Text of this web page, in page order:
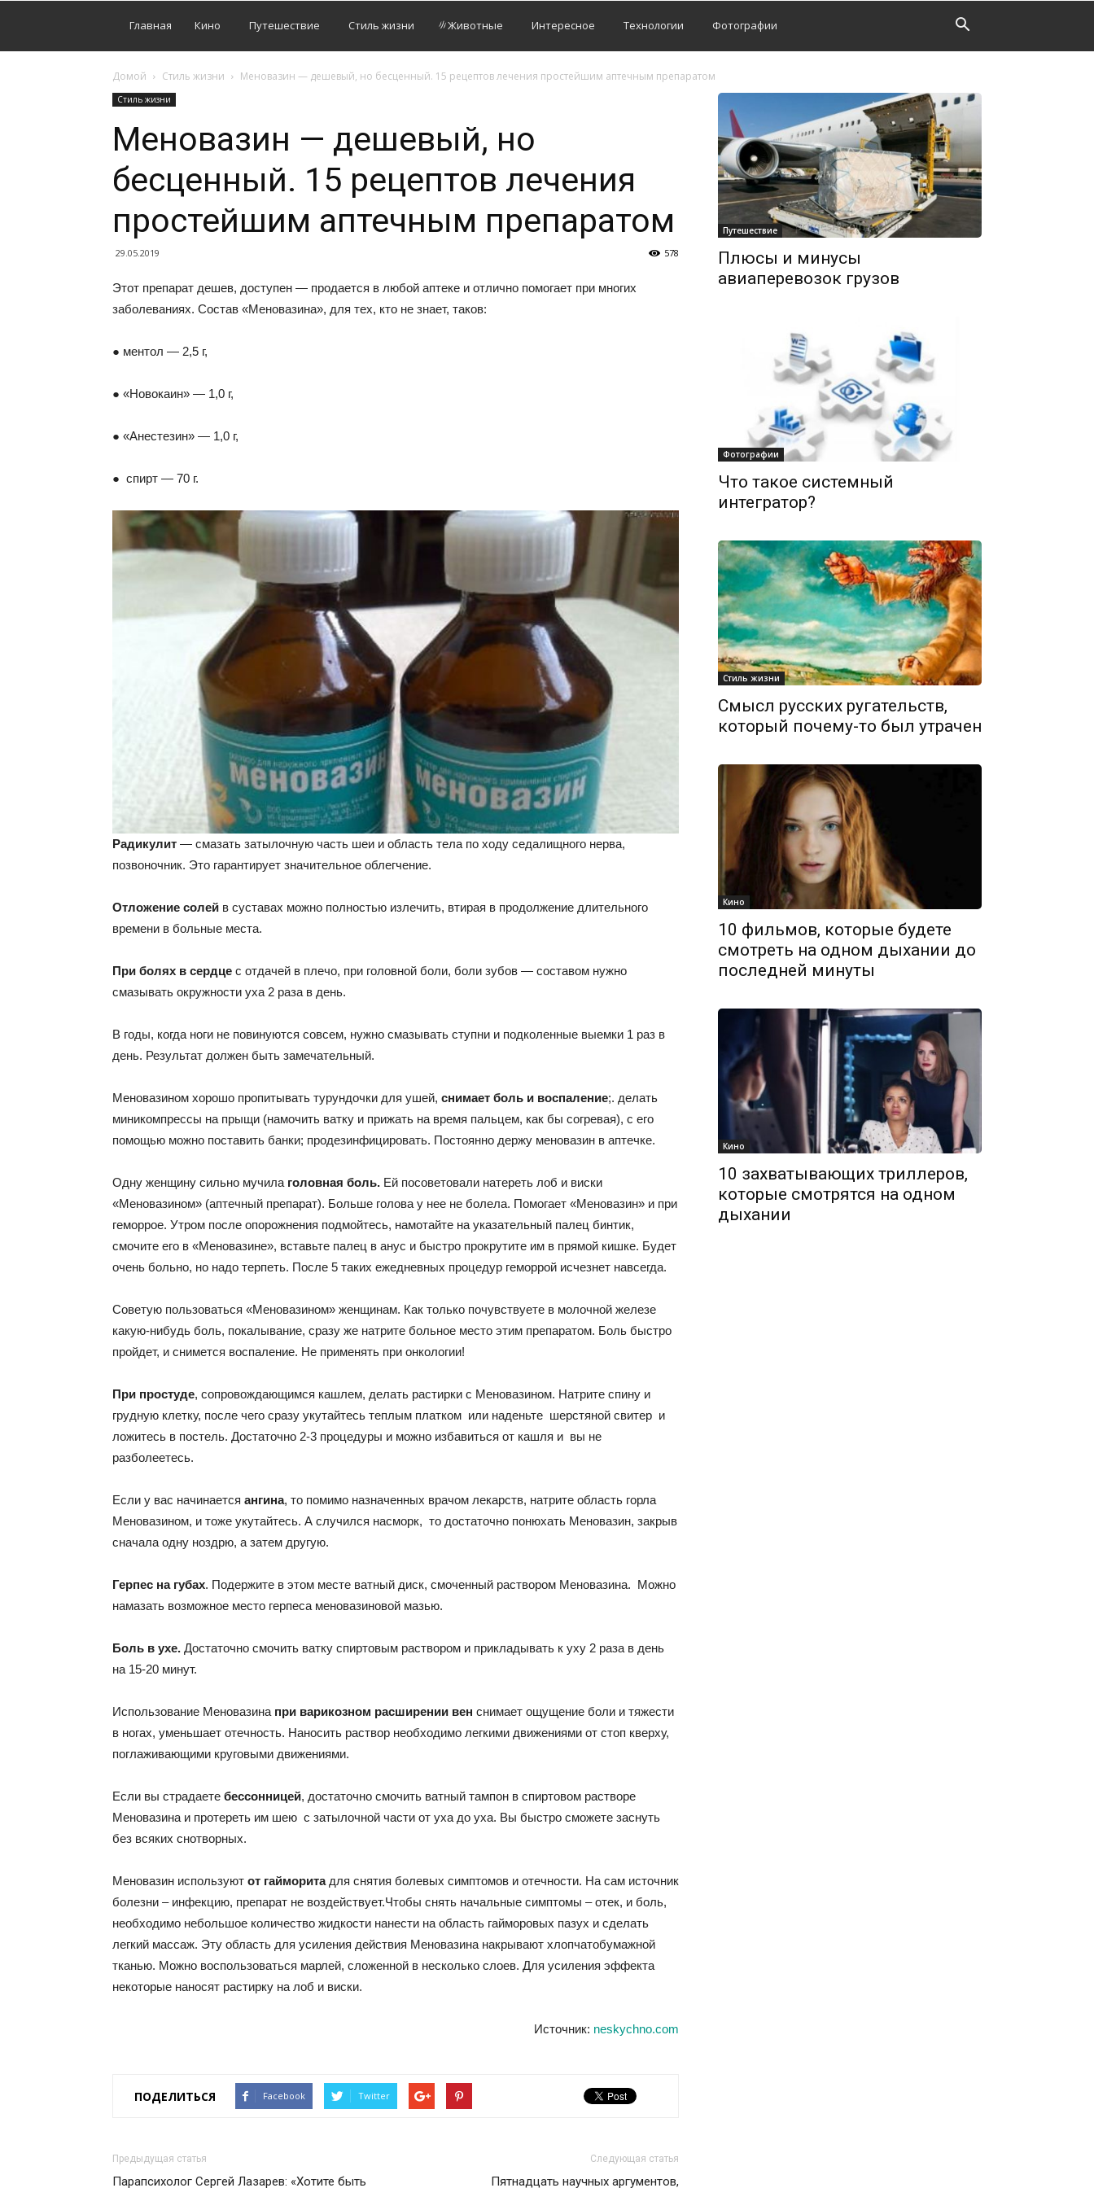
Главная Кино Путешествие Стиль жизни Животные Интересное Технологии Фотографии
Домой Стиль жизни Меновазин — дешевый, но бесценный. 15 рецептов лечения простейшим аптечным препаратом
Стиль жизни
Меновазин — дешевый, но
бесценный. 15 рецептов лечения
простейшим аптечным препаратом
29.05.2019 578
Этот препарат дешев, доступен — продается в любой аптеке и отлично помогает при многих
заболеваниях. Состав «Меновазина», для тех, кто не знает, таков:
● ментол — 2,5 г,
● «Новокаин» — 1,0 г,
● «Анестезин» — 1,0 г,
● спирт — 70 г.
Радикулит — смазать затылочную часть шеи и область тела по ходу седалищного нерва,
позвоночник. Это гарантирует значительное облегчение.
Отложение солей в суставах можно полностью излечить, втирая в продолжение длительного
времени в больные места.
При болях в сердце с отдачей в плечо, при головной боли, боли зубов — составом нужно
смазывать окружности уха 2 раза в день.
В годы, когда ноги не повинуются совсем, нужно смазывать ступни и подколенные выемки 1 раз в
день. Результат должен быть замечательный.
Меновазином хорошо пропитывать турундочки для ушей, снимает боль и воспаление;. делать
миникомпрессы на прыщи (намочить ватку и прижать на время пальцем, как бы согревая), с его
помощью можно поставить банки; продезинфицировать. Постоянно держу меновазин в аптечке.
Одну женщину сильно мучила головная боль. Ей посоветовали натереть лоб и виски
«Меновазином» (аптечный препарат). Больше голова у нее не болела. Помогает «Меновазин» и при
геморрое. Утром после опорожнения подмойтесь, намотайте на указательный палец бинтик,
смочите его в «Меновазине», вставьте палец в анус и быстро прокрутите им в прямой кишке. Будет
очень больно, но надо терпеть. После 5 таких ежедневных процедур геморрой исчезнет навсегда.
Советую пользоваться «Меновазином» женщинам. Как только почувствуете в молочной железе
какую-нибудь боль, покалывание, сразу же натрите больное место этим препаратом. Боль быстро
пройдет, и снимется воспаление. Не применять при онкологии!
При простуде, сопровождающимся кашлем, делать растирки с Меновазином. Натрите спину и
грудную клетку, после чего сразу укутайтесь теплым платком или наденьте шерстяной свитер и
ложитесь в постель. Достаточно 2-3 процедуры и можно избавиться от кашля и вы не
разболеетесь.
Если у вас начинается ангина, то помимо назначенных врачом лекарств, натрите область горла
Меновазином, и тоже укутайтесь. А случился насморк, то достаточно понюхать Меновазин, закрыв
сначала одну ноздрю, а затем другую.
Герпес на губах. Подержите в этом месте ватный диск, смоченный раствором Меновазина. Можно
намазать возможное место герпеса меновазиновой мазью.
Боль в ухе. Достаточно смочить ватку спиртовым раствором и прикладывать к уху 2 раза в день
на 15-20 минут.
Использование Меновазина при варикозном расширении вен снимает ощущение боли и тяжести
в ногах, уменьшает отечность. Наносить раствор необходимо легкими движениями от стоп кверху,
поглаживающими круговыми движениями.
Если вы страдаете бессонницей, достаточно смочить ватный тампон в спиртовом растворе
Меновазина и протереть им шею с затылочной части от уха до уха. Вы быстро сможете заснуть
без всяких снотворных.
Меновазин используют от гайморита для снятия болевых симптомов и отечности. На сам источник
болезни – инфекцию, препарат не воздействует.Чтобы снять начальные симптомы – отек, и боль,
необходимо небольшое количество жидкости нанести на область гайморовых пазух и сделать
легкий массаж. Эту область для усиления действия Меновазина накрывают хлопчатобумажной
тканью. Можно воспользоваться марлей, сложенной в несколько слоев. Для усиления эффекта
некоторые наносят растирку на лоб и виски.
Источник: neskychno.com
ПОДЕЛИТЬСЯ Facebook Twitter
Предыдущая статья
Парапсихолог Сергей Лазарев: «Хотите быть
Следующая статья
Пятнадцать научных аргументов,
Путешествие
Плюсы и минусы
авиаперевозок грузов
Фотографии
Что такое системный
интегратор?
Стиль жизни
Смысл русских ругательств,
который почему-то был утрачен
Кино
10 фильмов, которые будете
смотреть на одном дыхании до
последней минуты
Кино
10 захватывающих триллеров,
которые смотрятся на одном
дыхании